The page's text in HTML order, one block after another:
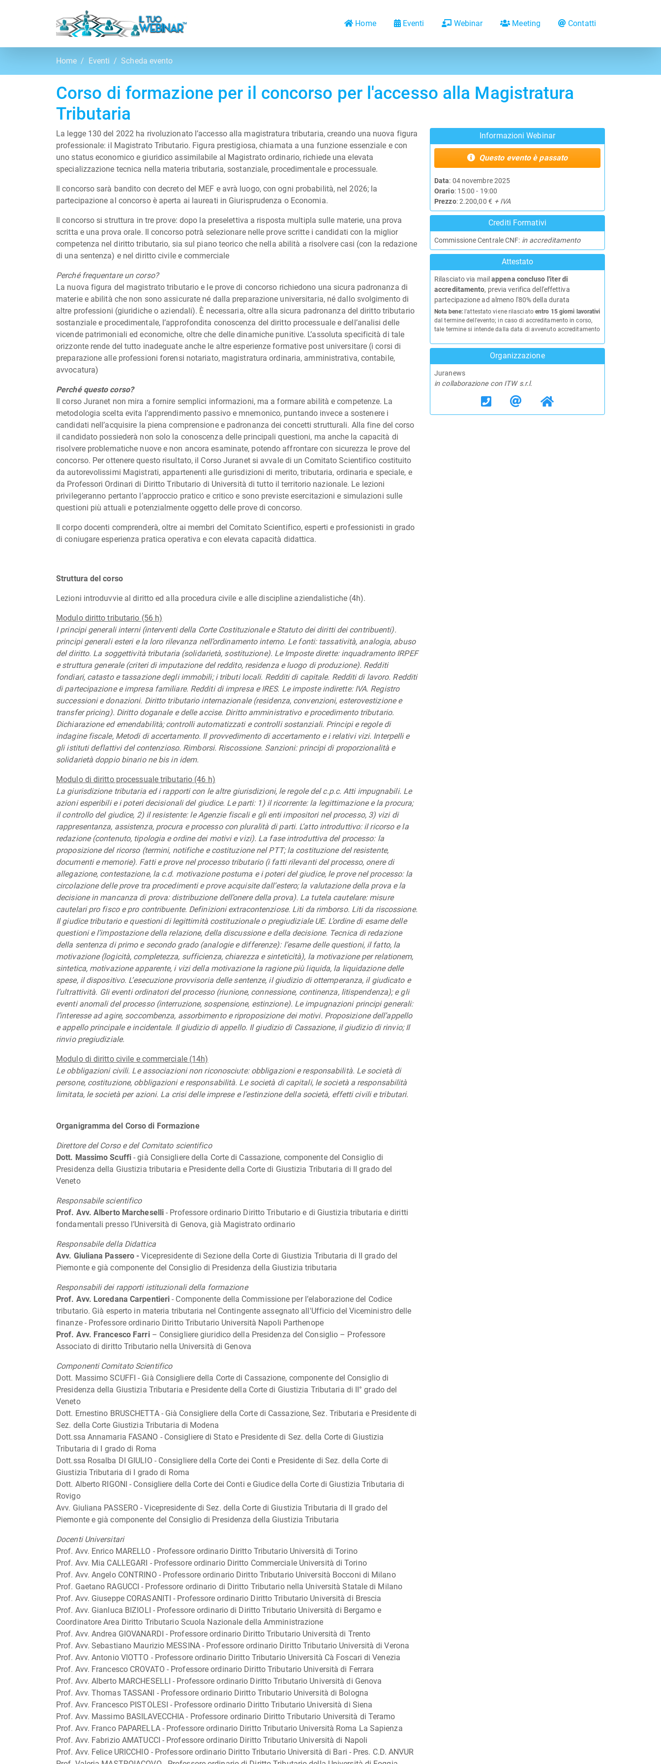
Home Eventi Webinar Meeting Contatti
Home Eventi Scheda evento
Corso di formazione per il concorso per l'accesso alla Magistratura
Tributaria
La legge 130 del 2022 ha rivoluzionato l’accesso alla magistratura tributaria, creando una nuova figura
professionale: il Magistrato Tributario. Figura prestigiosa, chiamata a una funzione essenziale e con
uno status economico e giuridico assimilabile al Magistrato ordinario, richiede una elevata
specializzazione tecnica nella materia tributaria, sostanziale, procedimentale e processuale.
Il concorso sarà bandito con decreto del MEF e avrà luogo, con ogni probabilità, nel 2026; la
partecipazione al concorso è aperta ai laureati in Giurisprudenza o Economia.
Il concorso si struttura in tre prove: dopo la preselettiva a risposta multipla sulle materie, una prova
scritta e una prova orale. Il concorso potrà selezionare nelle prove scritte i candidati con la miglior
competenza nel diritto tributario, sia sul piano teorico che nella abilità a risolvere casi (con la redazione
di una sentenza) e nel diritto civile e commerciale
Perché frequentare un corso?
La nuova figura del magistrato tributario e le prove di concorso richiedono una sicura padronanza di
materie e abilità che non sono assicurate né dalla preparazione universitaria, né dallo svolgimento di
altre professioni (giuridiche o aziendali). È necessaria, oltre alla sicura padronanza del diritto tributario
sostanziale e procedimentale, l’approfondita conoscenza del diritto processuale e dell’analisi delle
vicende patrimoniali ed economiche, oltre che delle dinamiche punitive. L’assoluta specificità di tale
orizzonte rende del tutto inadeguate anche le altre esperienze formative post universitare (i corsi di
preparazione alle professioni forensi notariato, magistratura ordinaria, amministrativa, contabile,
avvocatura)
Perché questo corso?
Il corso Juranet non mira a fornire semplici informazioni, ma a formare abilità e competenze. La
metodologia scelta evita l’apprendimento passivo e mnemonico, puntando invece a sostenere i
candidati nell’acquisire la piena comprensione e padronanza dei concetti strutturali. Alla fine del corso
il candidato possiederà non solo la conoscenza delle principali questioni, ma anche la capacità di
risolvere problematiche nuove e non ancora esaminate, potendo affrontare con sicurezza le prove del
concorso. Per ottenere questo risultato, il Corso Juranet si avvale di un Comitato Scientifico costituito
da autorevolissimi Magistrati, appartenenti alle gurisdizioni di merito, tributaria, ordinaria e speciale, e
da Professori Ordinari di Diritto Tributario di Università di tutto il territorio nazionale. Le lezioni
privilegeranno pertanto l’approccio pratico e critico e sono previste esercitazioni e simulazioni sulle
questioni più attuali e potenzialmente oggetto delle prove di concorso.
Il corpo docenti comprenderà, oltre ai membri del Comitato Scientifico, esperti e professionisti in grado
di coniugare esperienza pratica operativa e con elevata capacità didattica.
Struttura del corso
Lezioni introduvvie al diritto ed alla procedura civile e alle discipline aziendalistiche (4h).
Modulo diritto tributario (56 h)
I principi generali interni (interventi della Corte Costituzionale e Statuto dei diritti dei contribuenti).
principi generali esteri e la loro rilevanza nell’ordinamento interno. Le fonti: tassatività, analogia, abuso
del diritto. La soggettività tributaria (solidarietà, sostituzione). Le Imposte dirette: inquadramento IRPEF
e struttura generale (criteri di imputazione del reddito, residenza e luogo di produzione). Redditi
fondiari, catasto e tassazione degli immobili; i tributi locali. Redditi di capitale. Redditi di lavoro. Redditi
di partecipazione e impresa familiare. Redditi di impresa e IRES. Le imposte indirette: IVA. Registro
successioni e donazioni. Diritto tributario internazionale (residenza, convenzioni, esterovestizione e
transfer pricing). Diritto doganale e delle accise. Diritto amministrativo e procedimento tributario.
Dichiarazione ed emendabilità; controlli automatizzati e controlli sostanziali. Principi e regole di
indagine fiscale, Metodi di accertamento. Il provvedimento di accertamento e i relativi vizi. Interpelli e
gli istituti deflattivi del contenzioso. Rimborsi. Riscossione. Sanzioni: principi di proporzionalità e
solidarietà doppio binario ne bis in idem.
Modulo di diritto processuale tributario (46 h)
La giurisdizione tributaria ed i rapporti con le altre giurisdizioni, le regole del c.p.c. Atti impugnabili. Le
azioni esperibili e i poteri decisionali del giudice. Le parti: 1) il ricorrente: la legittimazione e la procura;
il controllo del giudice, 2) il resistente: le Agenzie fiscali e gli enti impositori nel processo, 3) vizi di
rappresentanza, assistenza, procura e processo con pluralità di parti. L’atto introduttivo: il ricorso e la
redazione (contenuto, tipologia e ordine dei motivi e vizi). La fase introduttiva del processo: la
proposizione del ricorso (termini, notifiche e costituzione nel PTT; la costituzione del resistente,
documenti e memorie). Fatti e prove nel processo tributario (i fatti rilevanti del processo, onere di
allegazione, contestazione, la c.d. motivazione postuma e i poteri del giudice, le prove nel processo: la
circolazione delle prove tra procedimenti e prove acquisite dall’estero; la valutazione della prova e la
decisione in mancanza di prova: distribuzione dell’onere della prova). La tutela cautelare: misure
cautelari pro fisco e pro contribuente. Definizioni extracontenziose. Liti da rimborso. Liti da riscossione.
Il giudice tributario e questioni di legittimità costituzionale o pregiudiziale UE. L’ordine di esame delle
questioni e l’impostazione della relazione, della discussione e della decisione. Tecnica di redazione
della sentenza di primo e secondo grado (analogie e differenze): l’esame delle questioni, il fatto, la
motivazione (logicità, completezza, sufficienza, chiarezza e sinteticità), la motivazione per relationem,
sintetica, motivazione apparente, i vizi della motivazione la ragione più liquida, la liquidazione delle
spese, il dispositivo. L’esecuzione provvisoria delle sentenze, il giudizio di ottemperanza, il giudicato e
l’ultrattività. Gli eventi ordinatori del processo (riunione, connessione, continenza, litispendenza); e gli
eventi anomali del processo (interruzione, sospensione, estinzione). Le impugnazioni principi generali:
l’interesse ad agire, soccombenza, assorbimento e riproposizione dei motivi. Proposizione dell’appello
e appello principale e incidentale. Il giudizio di appello. Il giudizio di Cassazione, il giudizio di rinvio; Il
rinvio pregiudiziale.
Modulo di diritto civile e commerciale (14h)
Le obbligazioni civili. Le associazioni non riconosciute: obbligazioni e responsabilità. Le società di
persone, costituzione, obbligazioni e responsabilità. Le società di capitali, le società a responsabilità
limitata, le società per azioni. La crisi delle imprese e l’estinzione della società, effetti civili e tributari.
Organigramma del Corso di Formazione
Direttore del Corso e del Comitato scientifico
Dott. Massimo Scuffi- già Consigliere della Corte di Cassazione, componente del Consiglio di
Presidenza della Giustizia tributaria e Presidente della Corte di Giustizia Tributaria di II grado del
Veneto
Responsabile scientifico
Prof. Avv. Alberto Marcheselli- Professore ordinario Diritto Tributario e di Giustizia tributaria e diritti
fondamentali presso l’Università di Genova, già Magistrato ordinario
Responsabile della Didattica
Avv. Giuliana Passero -Vicepresidente di Sezione della Corte di Giustizia Tributaria di II grado del
Piemonte e già componente del Consiglio di Presidenza della Giustizia tributaria
Responsabili dei rapporti istituzionali della formazione
Prof. Avv. Loredana Carpentieri- Componente della Commissione per l’elaborazione del Codice
tributario. Già esperto in materia tributaria nel Contingente assegnato all'Ufficio del Viceministro delle
finanze - Professore ordinario Diritto Tributario Università Napoli Parthenope
Prof. Avv. Francesco Farri – Consigliere giuridico della Presidenza del Consiglio – Professore
Associato di diritto Tributario nella Università di Genova
Componenti Comitato Scientifico
Dott. Massimo SCUFFI - Già Consigliere della Corte di Cassazione, componente del Consiglio di
Presidenza della Giustizia Tributaria e Presidente della Corte di Giustizia Tributaria di II° grado del
Veneto
Dott. Ernestino BRUSCHETTA - Già Consigliere della Corte di Cassazione, Sez. Tributaria e Presidente di
Sez. della Corte Giustizia Tributaria di Modena
Dott.ssa Annamaria FASANO - Consigliere di Stato e Presidente di Sez. della Corte di Giustizia
Tributaria di I grado di Roma
Dott.ssa Rosalba DI GIULIO - Consigliere della Corte dei Conti e Presidente di Sez. della Corte di
Giustizia Tributaria di I grado di Roma
Dott. Alberto RIGONI - Consigliere della Corte dei Conti e Giudice della Corte di Giustizia Tributaria di
Rovigo
Avv. Giuliana PASSERO - Vicepresidente di Sez. della Corte di Giustizia Tributaria di II grado del
Piemonte e già componente del Consiglio di Presidenza della Giustizia Tributaria
Docenti Universitari
Prof. Avv. Enrico MARELLO - Professore ordinario Diritto Tributario Università di Torino
Prof. Avv. Mia CALLEGARI - Professore ordinario Diritto Commerciale Università di Torino
Prof. Avv. Angelo CONTRINO - Professore ordinario Diritto Tributario Università Bocconi di Milano
Prof. Gaetano RAGUCCI - Professore ordinario di Diritto Tributario nella Università Statale di Milano
Prof. Avv. Giuseppe CORASANITI - Professore ordinario Diritto Tributario Università di Brescia
Prof. Avv. Gianluca BIZIOLI - Professore ordinario di Diritto Tributario Università di Bergamo e
Coordinatore Area Diritto Tributario Scuola Nazionale della Amministrazione
Prof. Avv. Andrea GIOVANARDI - Professore ordinario Diritto Tributario Università di Trento
Prof. Avv. Sebastiano Maurizio MESSINA - Professore ordinario Diritto Tributario Università di Verona
Prof. Avv. Antonio VIOTTO - Professore ordinario Diritto Tributario Università Cà Foscari di Venezia
Prof. Avv. Francesco CROVATO - Professore ordinario Diritto Tributario Università di Ferrara
Prof. Avv. Alberto MARCHESELLI - Professore ordinario Diritto Tributario Università di Genova
Prof. Avv. Thomas TASSANI - Professore ordinario Diritto Tributario Università di Bologna
Prof. Avv. Francesco PISTOLESI - Professore ordinario Diritto Tributario Università di Siena
Prof. Avv. Massimo BASILAVECCHIA - Professore ordinario Diritto Tributario Università di Teramo
Prof. Avv. Franco PAPARELLA - Professore ordinario Diritto Tributario Università Roma La Sapienza
Prof. Avv. Fabrizio AMATUCCI - Professore ordinario Diritto Tributario Università di Napoli
Prof. Avv. Felice URICCHIO - Professore ordinario Diritto Tributario Università di Bari - Pres. C.D. ANVUR
Informazioni Webinar
Questo evento è passato
Data: 04 novembre 2025
Orario: 15:00 - 19:00
Prezzo: 2.200,00 € + IVA
Crediti Formativi
Commissione Centrale CNF: in accreditamento
Attestato
Rilasciato via mail appena concluso l'iter di
accreditamento, previa verifica dell'effettiva
partecipazione ad almeno l'80% della durata
Nota bene: l'attestato viene rilasciato entro 15 giorni lavorativi
dal termine dell'evento; in caso di accreditamento in corso,
tale termine si intende dalla data di avvenuto accreditamento
Organizzazione
Juranews
in collaborazione con ITW s.r.l.